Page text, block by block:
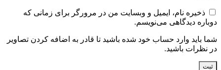
ذخیره نام، ایمیل و وبسایت من در مرورگر برای زمانی که
دوباره دیدگاهی می‌نویسم.
شما باید وارد حساب خود شده باشید تا قادر به اضافه کردن تصاویر
در نظرات باشید.